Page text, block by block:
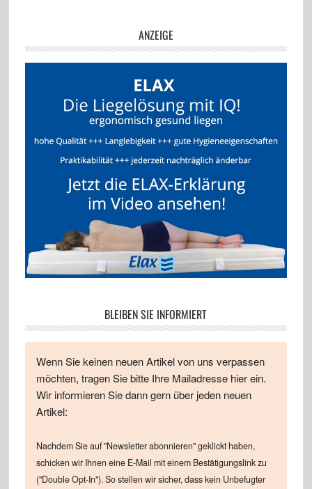
ANZEIGE
BLEIBEN SIE INFORMIERT
Wenn Sie keinen neuen Artikel von uns verpassen
möchten, tragen Sie bitte Ihre Mailadresse hier ein.
Wir informieren Sie dann gern über jeden neuen
Artikel:
Nachdem Sie auf "Newsletter abonnieren" geklickt haben,
schicken wir Ihnen eine E-Mail mit einem Bestätigungslink zu
("Double Opt-In"). So stellen wir sicher, dass kein Unbefugter